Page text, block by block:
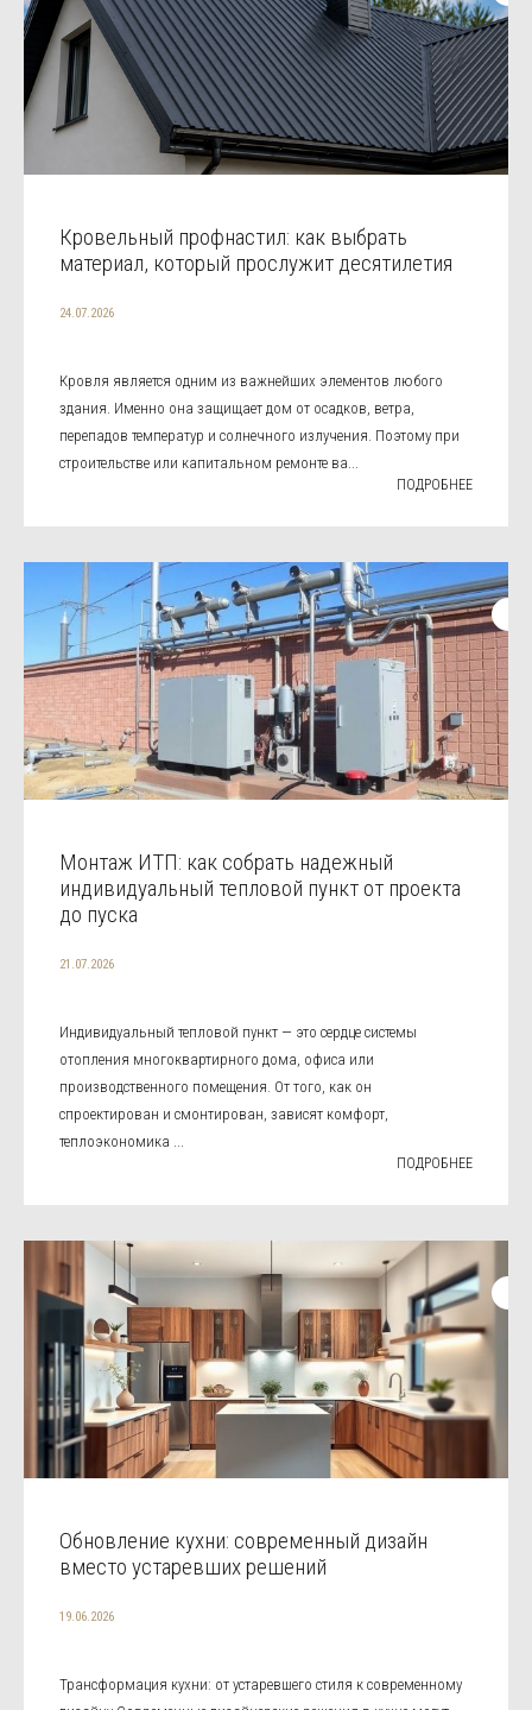
Кровельный профнастил: как выбрать
материал, который прослужит десятилетия
24.07.2026
Кровля является одним из важнейших элементов любого
здания. Именно она защищает дом от осадков, ветра,
перепадов температур и солнечного излучения. Поэтому при
строительстве или капитальном ремонте ва...
ПОДРОБНЕЕ
Монтаж ИТП: как собрать надежный
индивидуальный тепловой пункт от проекта
до пуска
21.07.2026
Индивидуальный тепловой пункт — это сердце системы
отопления многоквартирного дома, офиса или
производственного помещения. От того, как он
спроектирован и смонтирован, зависят комфорт,
теплоэкономика ...
ПОДРОБНЕЕ
Обновление кухни: современный дизайн
вместо устаревших решений
19.06.2026
Трансформация кухни: от устаревшего стиля к современному